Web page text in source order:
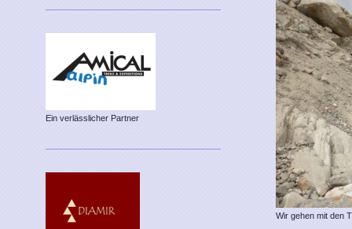
Wir gehen mit den
Ein verlässlicher Partner